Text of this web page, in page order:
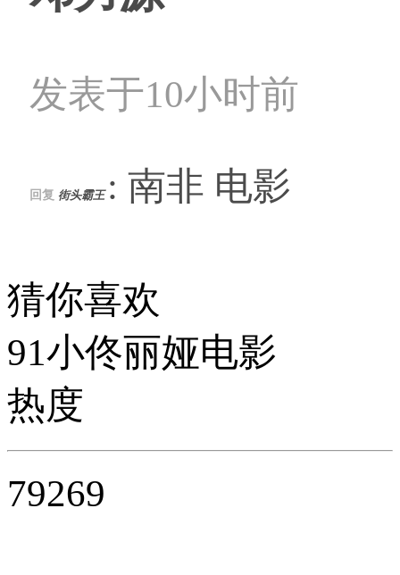
发表于10小时前
回复 街头霸王 : 南非 电影
猜你喜欢
91小佟丽娅电影
热度
79269